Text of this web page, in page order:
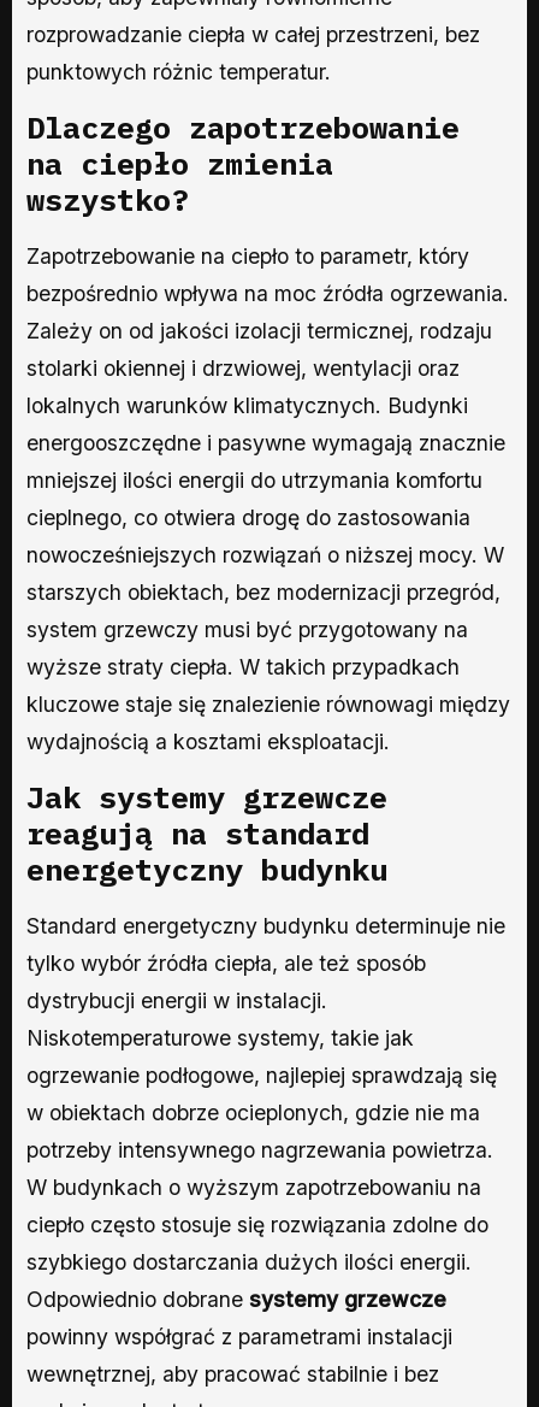
rozprowadzanie ciepła w całej przestrzeni, bez
punktowych różnic temperatur.
Dlaczego zapotrzebowanie
na ciepło zmienia
wszystko?
Zapotrzebowanie na ciepło to parametr, który
bezpośrednio wpływa na moc źródła ogrzewania.
Zależy on od jakości izolacji termicznej, rodzaju
stolarki okiennej i drzwiowej, wentylacji oraz
lokalnych warunków klimatycznych. Budynki
energooszczędne i pasywne wymagają znacznie
mniejszej ilości energii do utrzymania komfortu
cieplnego, co otwiera drogę do zastosowania
nowocześniejszych rozwiązań o niższej mocy. W
starszych obiektach, bez modernizacji przegród,
system grzewczy musi być przygotowany na
wyższe straty ciepła. W takich przypadkach
kluczowe staje się znalezienie równowagi między
wydajnością a kosztami eksploatacji.
Jak systemy grzewcze
reagują na standard
energetyczny budynku
Standard energetyczny budynku determinuje nie
tylko wybór źródła ciepła, ale też sposób
dystrybucji energii w instalacji.
Niskotemperaturowe systemy, takie jak
ogrzewanie podłogowe, najlepiej sprawdzają się
w obiektach dobrze ocieplonych, gdzie nie ma
potrzeby intensywnego nagrzewania powietrza.
W budynkach o wyższym zapotrzebowaniu na
ciepło często stosuje się rozwiązania zdolne do
szybkiego dostarczania dużych ilości energii.
Odpowiednio dobrane systemy grzewcze
powinny współgrać z parametrami instalacji
wewnętrznej, aby pracować stabilnie i bez